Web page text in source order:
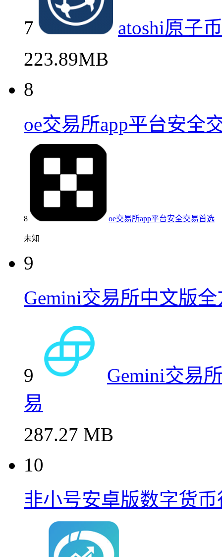
7
atoshi原子
223.89MB
8
oe交易所app平台安全
8 oe交易所app平台安全交易首选
未知
9
Gemini交易所中文版
9
Gemini交易
易
287.27 MB
10
非小号安卓版数字货